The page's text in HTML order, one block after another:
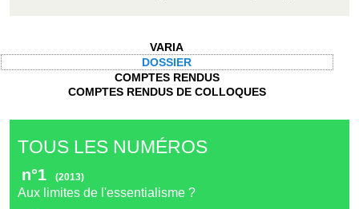
VARIA
DOSSIER
COMPTES RENDUS
COMPTES RENDUS DE COLLOQUES
TOUS LES NUMÉROS
n°1 (2013)
Aux limites de l'essentialisme ?